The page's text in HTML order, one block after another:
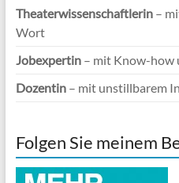
Theaterwissenschaftlerin–
Wort
Jobexpertin– mit Know-how
Dozentin– mit unstillbarem
Folgen Sie meinem